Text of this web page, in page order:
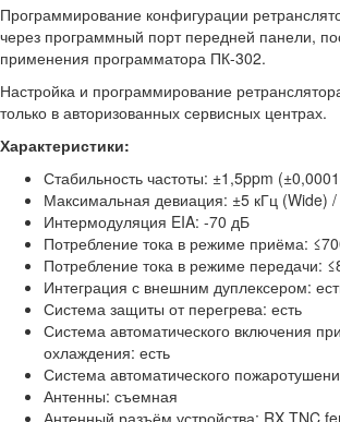
Программирование конфигурации
через программный порт передней панели,
применения программатора ПК-302.
Настройка и программирование
только в авторизованных сервисных центрах.
Характеристики:
Стабильность частоты: ±1,5ppm
Максимальная девиация: ±5 кГц (Wide)
Интермодуляция EIA: -70 дБ
Потребление тока в режиме приёма:
Потребление тока в режиме передачи:
Интеграция с внешним дуплексером:
Система защиты от перегрева: есть
Система автоматического включения
охлаждения: есть
Система автоматического
Антенны: съемная
Антенный разъём устройства: RX TNC